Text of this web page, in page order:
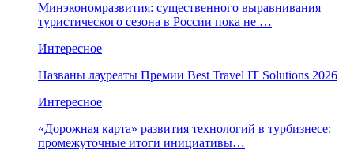
Минэкономразвития: существенного выравнивания
туристического сезона в России пока не …
Интересное
Названы лауреаты Премии Best Travel IT Solutions 2026
Интересное
«Дорожная карта» развития технологий в турбизнесе:
промежуточные итоги инициативы…